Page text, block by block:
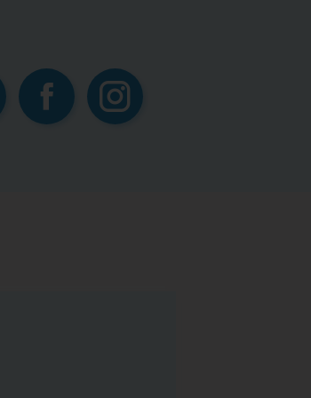
ContactFacebookInstagram